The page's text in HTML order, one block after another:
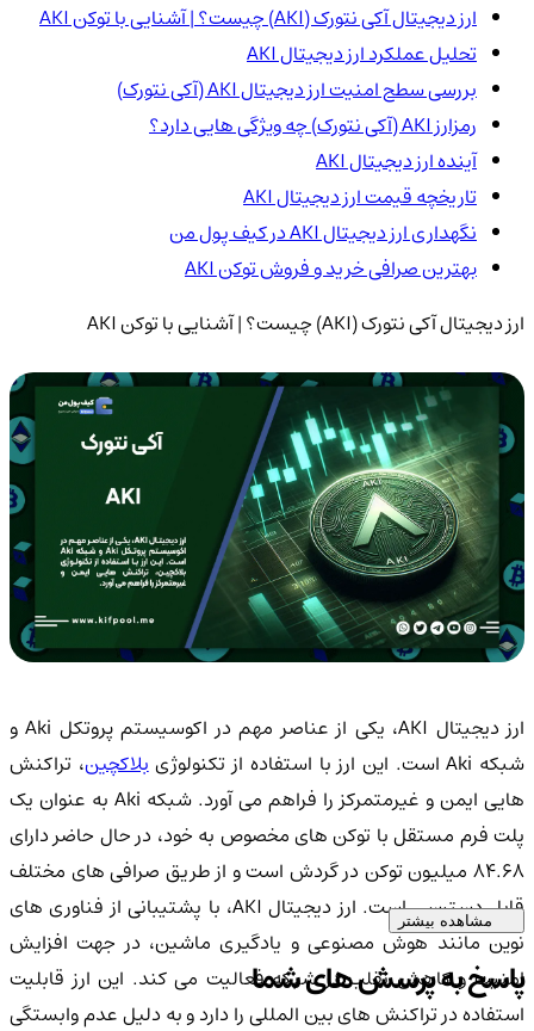
ارز دیجیتال آکی نتورک (AKI) چیست؟ | آشنایی با توکن AKI
تحلیل عملکرد ارز دیجیتال AKI
بررسی سطح امنیت ارز دیجیتال AKI (آکی نتورک)
رمزارز AKI (آکی نتورک) چه ویژگی هایی دارد؟
آینده ارز دیجیتال AKI
تاریخچه قیمت ارز دیجیتال AKI
نگهداری ارز دیجیتال AKI در کیف پول من
بهترین صرافی خرید و فروش توکن AKI
ارز دیجیتال آکی نتورک (AKI) چیست؟ | آشنایی با توکن AKI
ارز دیجیتال AKI، یکی از عناصر مهم در اکوسیستم پروتکل Aki و
شبکه Aki است. این ارز با استفاده از تکنولوژی
بلاکچین، تراکنش
هایی ایمن و غیرمتمرکز را فراهم می آورد. شبکه Aki به عنوان یک
پلت فرم مستقل با توکن های مخصوص به خود، در حال حاضر دارای
84.68 میلیون توکن در گردش است و از طریق صرافی های مختلف
قابل دسترسی است. ارز دیجیتال AKI، با پشتیبانی از فناوری های
نوین مانند هوش مصنوعی و یادگیری ماشین، در جهت افزایش
امنیت و کاهش تقلب در شبکه فعالیت می کند. این ارز قابلیت
استفاده در تراکنش های بین المللی را دارد و به دلیل عدم وابستگی
مشاهده بیشتر
پاسخ به پرسش های شما